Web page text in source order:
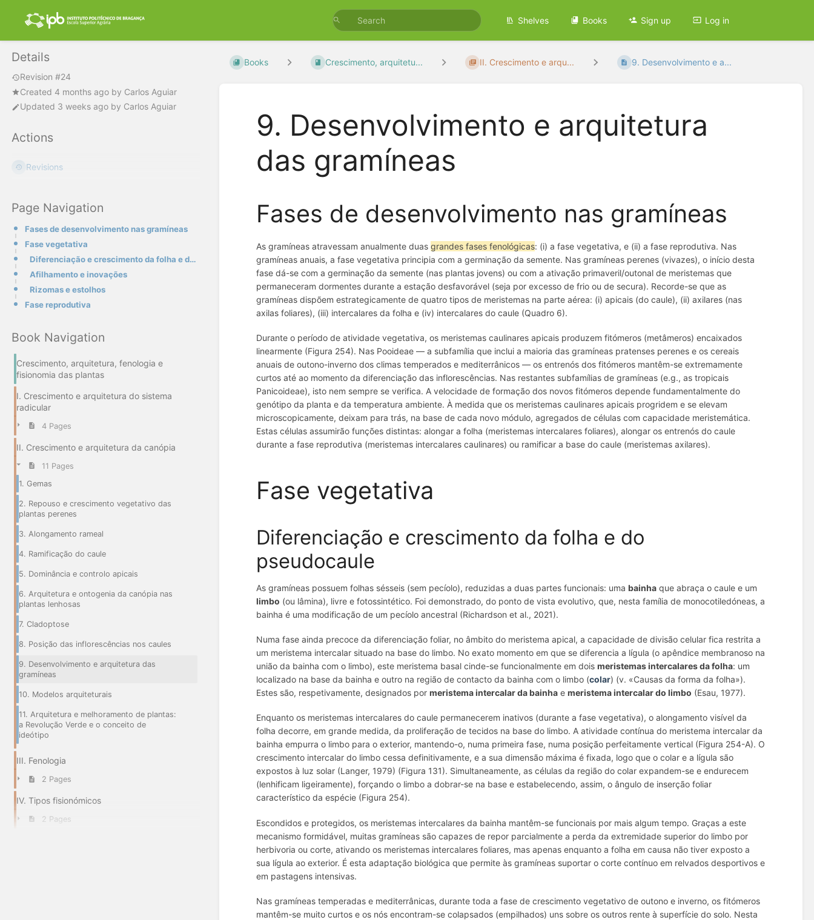
Shelves Books Sign up Log in
Details
Revision #24
Created 4 months ago by Carlos Aguiar
Updated 3 weeks ago by Carlos Aguiar
Actions
Revisions
Page Navigation
Fases de desenvolvimento nas gramíneas
Fase vegetativa
Diferenciação e crescimento da folha e do pseudocaule
Afilhamento e inovações
Rizomas e estolhos
Fase reprodutiva
Book Navigation
Crescimento, arquitetura, fenologia e
fisionomia das plantas
I. Crescimento e arquitetura do sistema
radicular
4 Pages
II. Crescimento e arquitetura da canópia
11 Pages
1. Gemas
2. Repouso e crescimento vegetativo das
plantas perenes
3. Alongamento rameal
4. Ramificação do caule
5. Dominância e controlo apicais
6. Arquitetura e ontogenia da canópia nas
plantas lenhosas
7. Cladoptose
8. Posição das inflorescências nos caules
9. Desenvolvimento e arquitetura das
gramíneas
10. Modelos arquiteturais
11. Arquitetura e melhoramento de plantas:
a Revolução Verde e o conceito de
ideótipo
III. Fenologia
2 Pages
IV. Tipos fisionómicos
2 Pages
Books Crescimento, arquitetu... II. Crescimento e arqu... 9. Desenvolvimento e a...
9. Desenvolvimento e arquitetura
das gramíneas
Fases de desenvolvimento nas gramíneas
As gramíneas atravessam anualmente duasgrandes fases fenológicas: (i) a fase vegetativa, e (ii) a fase reprodutiva. Nas
gramíneas anuais, a fase vegetativa principia com a germinação da semente. Nas gramíneas perenes (vivazes), o início desta
fase dá-se com a germinação da semente (nas plantas jovens) ou com a ativação primaveril/outonal de meristemas que
permaneceram dormentes durante a estação desfavorável (seja por excesso de frio ou de secura). Recorde-se que as
gramíneas dispõem estrategicamente de quatro tipos de meristemas na parte aérea: (i) apicais (do caule), (ii) axilares (nas
axilas foliares), (iii) intercalares da folha e (iv) intercalares do caule (Quadro 6).
Durante o período de atividade vegetativa, os meristemas caulinares apicais produzem fitómeros (metâmeros) encaixados
linearmente (Figura 254). Nas Pooideae — a subfamília que inclui a maioria das gramíneas pratenses perenes e os cereais
anuais de outono-inverno dos climas temperados e mediterrânicos — os entrenós dos fitómeros mantêm-se extremamente
curtos até ao momento da diferenciação das inflorescências. Nas restantes subfamílias de gramíneas (e.g., as tropicais
Panicoideae), isto nem sempre se verifica. A velocidade de formação dos novos fitómeros depende fundamentalmente do
genótipo da planta e da temperatura ambiente. À medida que os meristemas caulinares apicais progridem e se elevam
microscopicamente, deixam para trás, na base de cada novo módulo, agregados de células com capacidade meristemática.
Estas células assumirão funções distintas: alongar a folha (meristemas intercalares foliares), alongar os entrenós do caule
durante a fase reprodutiva (meristemas intercalares caulinares) ou ramificar a base do caule (meristemas axilares).
Fase vegetativa
Diferenciação e crescimento da folha e do
pseudocaule
As gramíneas possuem folhas sésseis (sem pecíolo), reduzidas a duas partes funcionais: uma bainha que abraça o caule e um
limbo (ou lâmina), livre e fotossintético. Foi demonstrado, do ponto de vista evolutivo, que, nesta família de monocotiledóneas, a
bainha é uma modificação de um pecíolo ancestral (Richardson et al., 2021).
Numa fase ainda precoce da diferenciação foliar, no âmbito do meristema apical, a capacidade de divisão celular fica restrita a
um meristema intercalar situado na base do limbo. No exato momento em que se diferencia a lígula (o apêndice membranoso na
união da bainha com o limbo), este meristema basal cinde-se funcionalmente em doismeristemas intercalares da folha: um
localizado na base da bainha e outro na região de contacto da bainha com o limbo (colar) (v. «Causas da forma da folha»).
Estes são, respetivamente, designados pormeristema intercalarda bainha emeristema intercalardo limbo (Esau, 1977).
Enquanto os meristemas intercalares do caule permanecerem inativos (durante a fase vegetativa), o alongamento visível da
folha decorre, em grande medida, da proliferação de tecidos na base do limbo. A atividade contínua do meristema intercalar da
bainha empurra o limbo para o exterior, mantendo-o, numa primeira fase, numa posição perfeitamente vertical (Figura 254-A). O
crescimento intercalar do limbo cessa definitivamente, e a sua dimensão máxima é fixada, logo que o colar e a lígula são
expostos à luz solar (Langer, 1979) (Figura 131). Simultaneamente, as células da região do colar expandem-se e endurecem
(lenhificam ligeiramente), forçando o limbo a dobrar-se na base e estabelecendo, assim, o ângulo de inserção foliar
característico da espécie (Figura 254).
Escondidos e protegidos, os meristemas intercalares da bainha mantêm-se funcionais por mais algum tempo. Graças a este
mecanismo formidável, muitas gramíneas são capazes de repor parcialmente a perda da extremidade superior do limbo por
herbivoria ou corte, ativando os meristemas intercalares foliares, mas apenas enquanto a folha em causa não tiver exposto a
sua lígula ao exterior. É esta adaptação biológica que permite às gramíneas suportar o corte contínuo em relvados desportivos e
em pastagens intensivas.
Nas gramíneas temperadas e mediterrânicas, durante toda a fase de crescimento vegetativo de outono e inverno, os fitómeros
mantêm-se muito curtos e os nós encontram-se colapsados (empilhados) uns sobre os outros rente à superfície do solo. Nesta